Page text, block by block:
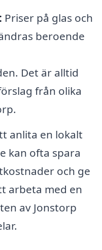
Priser på glas och
beroende
Det är alltid
från olika
anlita en lokalt
kan ofta spara
och ge
arbeta med en
av Jonstorp